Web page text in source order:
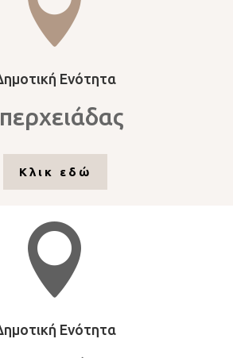
Ενότητα
Κλικ εδώ

Ενότητα